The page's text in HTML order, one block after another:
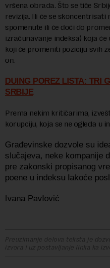
vršena obrada. Što se tiče
revizija. Ili će se skoncentrisati
spomenute ili će doći do
izračunavanje indeksa) koja
koji će promeniti poziciju svih
on.
DUING POREZ LISTA: TRI
SRBIJE
Prema nekim kritičarima,
korupciju, koja se ne ogleda u
Građevinske dozvole su
slučajeva, neke kompanije
pre zakonski propisanog
poene u indeksu lakoće
Ivana Pavlović
Preuzimanje delova teksta je
izvora i uz postavljanje linka ka